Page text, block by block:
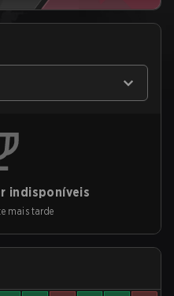
indisponíveis
mais tarde